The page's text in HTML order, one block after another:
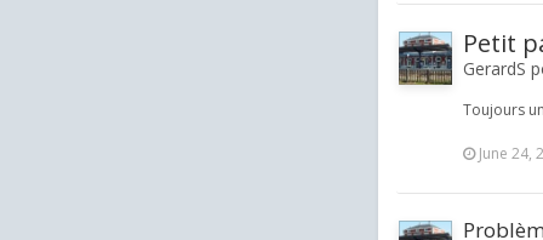
Petit
GerardS
Toujours
June 24,